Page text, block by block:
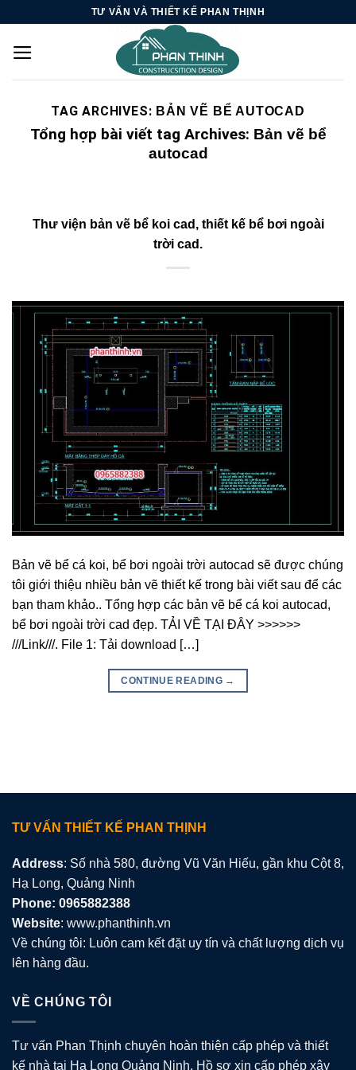
content
TƯ VẤN VÀ THIẾT KẾ PHAN THỊNH
TAG ARCHIVES: BẢN VẼ BỂ AUTOCAD
Tổng hợp bài viết tag Archives: Bản vẽ bể
autocad
Thư viện bản vẽ bể koi cad, thiết kế bể bơi ngoài
trời cad.
Bản vẽ bể cá koi, bể bơi ngoài trời autocad sẽ được chúng
tôi giới thiệu nhiều bản vẽ thiết kế trong bài viết sau để các
bạn tham khảo.. Tổng hợp các bản vẽ bể cá koi autocad,
bể bơi ngoài trời cad đẹp. TẢI VỀ TẠI ĐÂY >>>>>>
///Link///. File 1: Tải download […]
CONTINUE READING →
TƯ VẤN THIẾT KẾ PHAN THỊNH
Address: Số nhà 580, đường Vũ Văn Hiếu, gần khu Cột 8,
Hạ Long, Quảng Ninh
Phone: 0965882388
Website: www.phanthinh.vn
Về chúng tôi: Luôn cam kết đặt uy tín và chất lượng dịch vụ
lên hàng đầu.
VỀ CHÚNG TÔI
Tư vấn Phan Thịnh chuyên hoàn thiện cấp phép và thiết
kế nhà tại Hạ Long Quảng Ninh. Hồ sơ xin cấp phép xây